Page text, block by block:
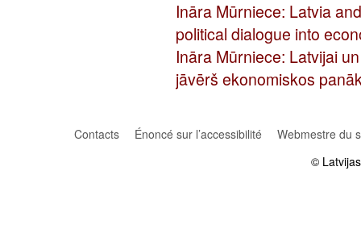
Ināra Mūrniece: Latvia
political dialogue into
Ināra Mūrniece: Latvijai
jāvērš ekonomiskos
Contacts Énoncé sur l’accessibilité
Webmestre du
©